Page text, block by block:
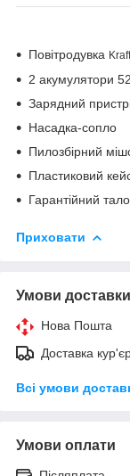
Повітродувка
2 акумулятори
Зарядний
Насадка-сопло
Пилозбірний
Пластиковий
Гарантійний
Приховати
Умови доставки
Нова Пошта
Доставка
Всі умови
Умови оплати